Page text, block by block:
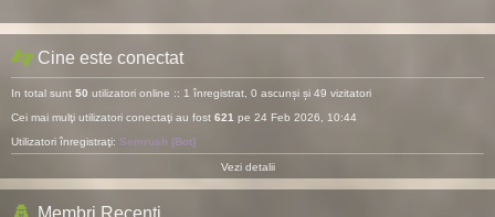
Cine este conectat
In total sunt 50 utilizatori online :: 1 înregistrat, 0 ascunși și 49 vizitatori
Cei mai mulţi utilizatori conectaţi au fost 621 pe 24 Feb 2026, 10:44
Utilizatori înregistraţi: Semrush [Bot]
Vezi detalii
Membri Recenți